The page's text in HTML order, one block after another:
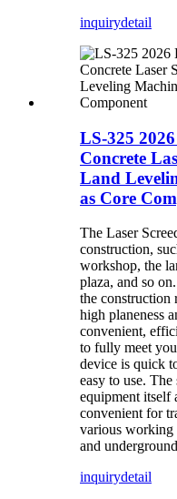
inquirydetail
LS-325
Concrete
Land
as Core
The Laser
construction,
workshop, the
plaza, and so
the construction
high planeness
convenient,
to fully meet
device is quick
easy to use.
equipment itself
convenient for
various working
and
inquirydetail